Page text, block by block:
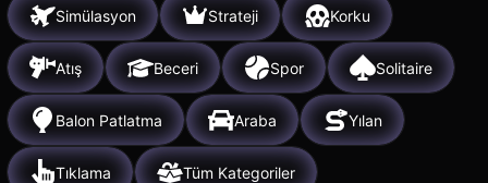
Simülasyon Strateji Korku
Atış Beceri Spor Solitaire
Balon Patlatma Araba Yılan
Tıklama Tüm Kategoriler